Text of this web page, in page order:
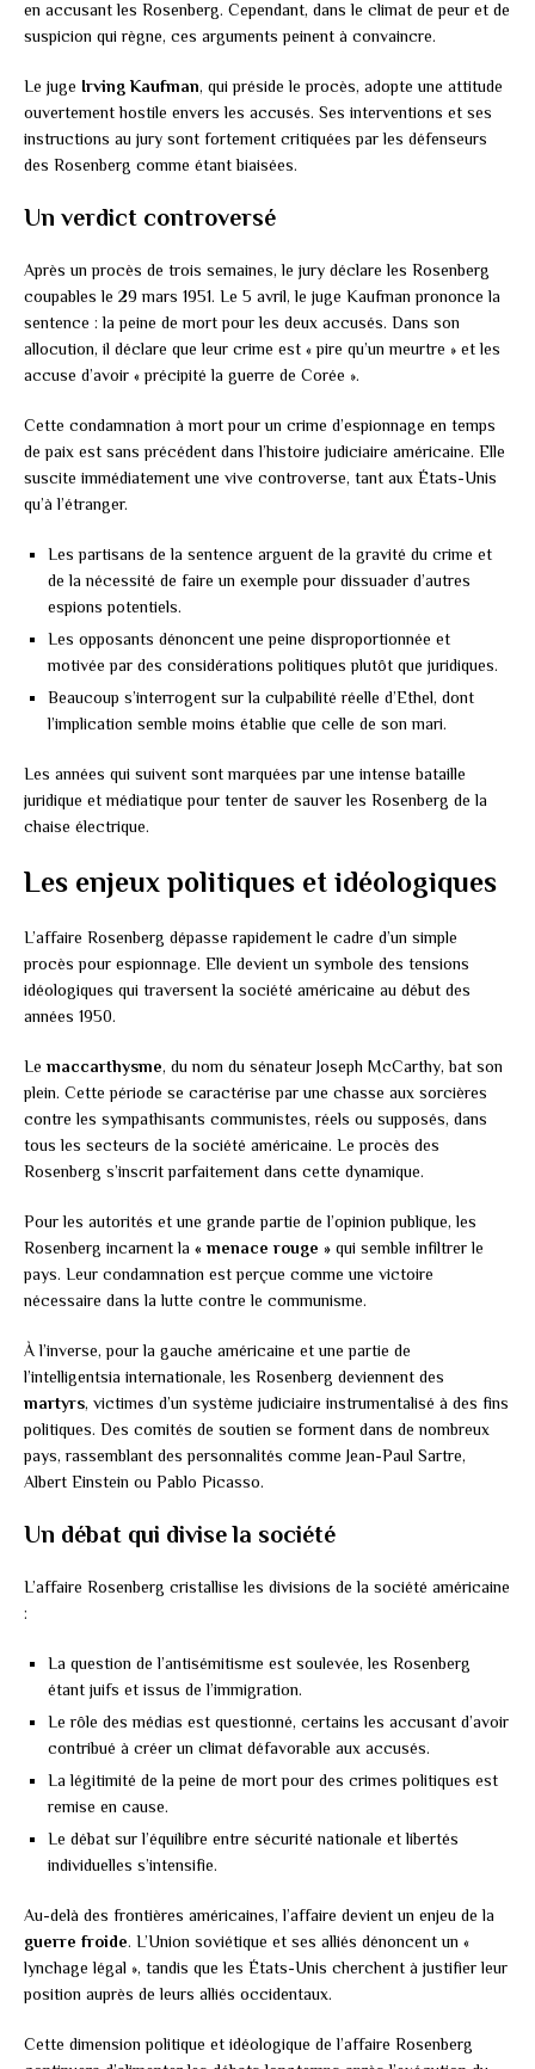
en accusant les Rosenberg. Cependant, dans le climat de peur et de
suspicion qui règne, ces arguments peinent à convaincre.
Le juge Irving Kaufman, qui préside le procès, adopte une attitude
ouvertement hostile envers les accusés. Ses interventions et ses
instructions au jury sont fortement critiquées par les défenseurs
des Rosenberg comme étant biaisées.
Un verdict controversé
Après un procès de trois semaines, le jury déclare les Rosenberg
coupables le 29 mars 1951. Le 5 avril, le juge Kaufman prononce la
sentence : la peine de mort pour les deux accusés. Dans son
allocution, il déclare que leur crime est « pire qu’un meurtre » et les
accuse d’avoir « précipité la guerre de Corée ».
Cette condamnation à mort pour un crime d’espionnage en temps
de paix est sans précédent dans l’histoire judiciaire américaine. Elle
suscite immédiatement une vive controverse, tant aux États-Unis
qu’à l’étranger.
Les partisans de la sentence arguent de la gravité du crime et
de la nécessité de faire un exemple pour dissuader d’autres
espions potentiels.
Les opposants dénoncent une peine disproportionnée et
motivée par des considérations politiques plutôt que juridiques.
Beaucoup s’interrogent sur la culpabilité réelle d’Ethel, dont
l’implication semble moins établie que celle de son mari.
Les années qui suivent sont marquées par une intense bataille
juridique et médiatique pour tenter de sauver les Rosenberg de la
chaise électrique.
Les enjeux politiques et idéologiques
L’affaire Rosenberg dépasse rapidement le cadre d’un simple
procès pour espionnage. Elle devient un symbole des tensions
idéologiques qui traversent la société américaine au début des
années 1950.
Le maccarthysme, du nom du sénateur Joseph McCarthy, bat son
plein. Cette période se caractérise par une chasse aux sorcières
contre les sympathisants communistes, réels ou supposés, dans
tous les secteurs de la société américaine. Le procès des
Rosenberg s’inscrit parfaitement dans cette dynamique.
Pour les autorités et une grande partie de l’opinion publique, les
Rosenberg incarnent la « menace rouge » qui semble infiltrer le
pays. Leur condamnation est perçue comme une victoire
nécessaire dans la lutte contre le communisme.
À l’inverse, pour la gauche américaine et une partie de
l’intelligentsia internationale, les Rosenberg deviennent des
martyrs, victimes d’un système judiciaire instrumentalisé à des fins
politiques. Des comités de soutien se forment dans de nombreux
pays, rassemblant des personnalités comme Jean-Paul Sartre,
Albert Einstein ou Pablo Picasso.
Un débat qui divise la société
L’affaire Rosenberg cristallise les divisions de la société américaine
:
La question de l’antisémitisme est soulevée, les Rosenberg
étant juifs et issus de l’immigration.
Le rôle des médias est questionné, certains les accusant d’avoir
contribué à créer un climat défavorable aux accusés.
La légitimité de la peine de mort pour des crimes politiques est
remise en cause.
Le débat sur l’équilibre entre sécurité nationale et libertés
individuelles s’intensifie.
Au-delà des frontières américaines, l’affaire devient un enjeu de la
guerre froide. L’Union soviétique et ses alliés dénoncent un «
lynchage légal », tandis que les États-Unis cherchent à justifier leur
position auprès de leurs alliés occidentaux.
Cette dimension politique et idéologique de l’affaire Rosenberg